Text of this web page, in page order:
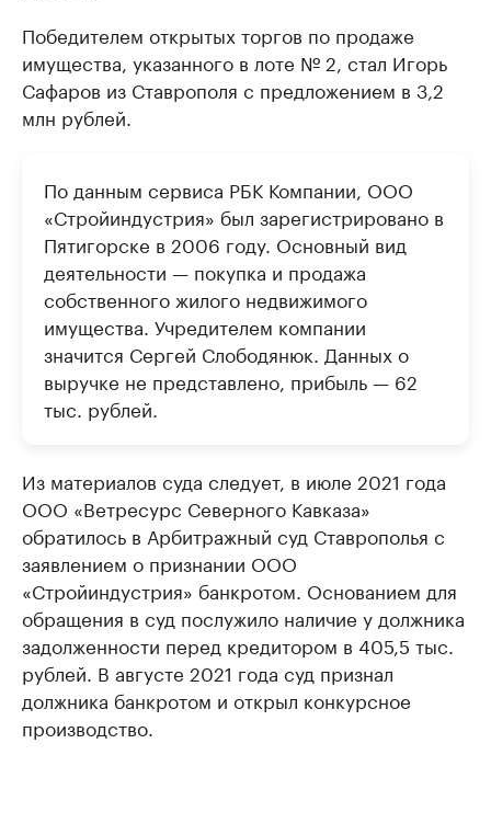
Победителем открытых торгов по продаже
имущества, указанного в лоте № 2, стал Игорь
Сафаров из Ставрополя с предложением в 3,2
млн рублей.
По данным сервиса РБК Компании, ООО
«Стройиндустрия» был зарегистрировано в
Пятигорске в 2006 году. Основный вид
деятельности — покупка и продажа
собственного жилого недвижимого
имущества. Учредителем компании
значится Сергей Слободянюк. Данных о
выручке не представлено, прибыль — 62
тыс. рублей.
Из материалов суда следует, в июле 2021 года
ООО «Ветресурс Северного Кавказа»
обратилось в Арбитражный суд Ставрополья с
заявлением о признании ООО
«Стройиндустрия» банкротом. Основанием для
обращения в суд послужило наличие у должника
задолженности перед кредитором в 405,5 тыс.
рублей. В августе 2021 года суд признал
должника банкротом и открыл конкурсное
производство.